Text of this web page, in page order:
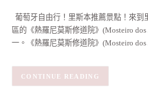
葡萄牙自由行！里斯本推薦景點！來到
區的《熱羅尼莫斯修道院》(Mosteiro
一。《熱羅尼莫斯修道院》(Mosteiro dos
CONTINUE READING